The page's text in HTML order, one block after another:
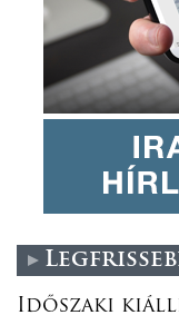
Időszaki